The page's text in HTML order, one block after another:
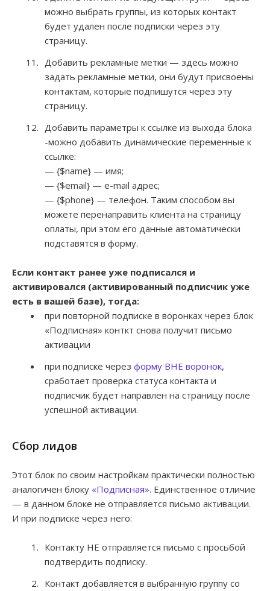
можно выбрать группы, из которых контакт
будет удален после подписки через эту
страницу.
Добавить рекламные метки — здесь можно
задать рекламные метки, они будут присвоены
контактам, которые подпишутся через эту
страницу.
Добавить параметры к ссылке из выхода блока
-можно добавить динамические переменные к
ссылке:
— {$name} — имя;
— {$email} — e-mail адрес;
— {$phone} — телефон. Таким способом вы
можете перенаправить клиента на страницу
оплаты, при этом его данные автоматически
подставятся в форму.
Если контакт ранее уже подписался и
активировался (активированный подписчик уже
есть в вашей базе), тогда:
при повторной подписке в воронках через блок
«Подписная» конткт снова получит письмо
активации
при подписке через форму ВНЕ воронок,
сработает проверка статуса контакта и
подписчик будет направлен на страницу после
успешной активации.
Сбор лидов
Этот блок по своим настройкам практически полностью
аналогичен блоку «Подписная». Единственное отличие
— в данном блоке не отправляется письмо активации.
И при подписке через него:
Контакту НЕ отправляется письмо с просьбой
подтвердить подписку.
Контакт добавляется в выбранную группу со